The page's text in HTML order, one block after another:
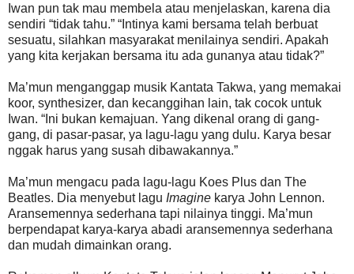
Iwan pun tak mau membela atau menjelaskan, karena dia
sendiri “tidak tahu.” “Intinya kami bersama telah berbuat
sesuatu, silahkan masyarakat menilainya sendiri. Apakah
yang kita kerjakan bersama itu ada gunanya atau tidak?”
Ma’mun menganggap musik Kantata Takwa, yang memakai
koor, synthesizer, dan kecanggihan lain, tak cocok untuk
Iwan. “Ini bukan kemajuan. Yang dikenal orang di gang-
gang, di pasar-pasar, ya lagu-lagu yang dulu. Karya besar
nggak harus yang susah dibawakannya.”
Ma’mun mengacu pada lagu-lagu Koes Plus dan The
Beatles. Dia menyebut lagu Imagine karya John Lennon.
Aransemennya sederhana tapi nilainya tinggi. Ma’mun
berpendapat karya-karya abadi aransemennya sederhana
dan mudah dimainkan orang.